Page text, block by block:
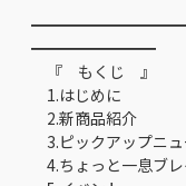
━━━━━━━━
『 もくじ 』
1.はじめに
2.新商品紹介
3.ピックアップニュ
4.ちょっと一息ブ